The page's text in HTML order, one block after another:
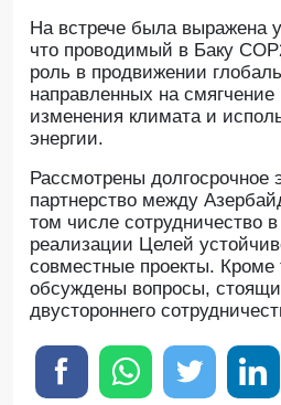
На встрече была выражена
что проводимый в Баку
роль в продвижении
направленных на смягчение
изменения климата и
энергии.
Рассмотрены долгосрочное
партнерство между
том числе сотрудничество
реализации Целей
совместные проекты. Кроме
обсуждены вопросы,
двустороннего